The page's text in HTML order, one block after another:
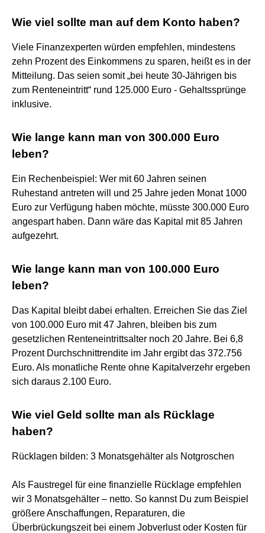
Wie viel sollte man auf dem Konto haben?
Viele Finanzexperten würden empfehlen, mindestens
zehn Prozent des Einkommens zu sparen, heißt es in der
Mitteilung. Das seien somit „bei heute 30-Jährigen bis
zum Renteneintritt“ rund 125.000 Euro - Gehaltssprünge
inklusive.
Wie lange kann man von 300.000 Euro
leben?
Ein Rechenbeispiel: Wer mit 60 Jahren seinen
Ruhestand antreten will und 25 Jahre jeden Monat 1000
Euro zur Verfügung haben möchte, müsste 300.000 Euro
angespart haben. Dann wäre das Kapital mit 85 Jahren
aufgezehrt.
Wie lange kann man von 100.000 Euro
leben?
Das Kapital bleibt dabei erhalten. Erreichen Sie das Ziel
von 100.000 Euro mit 47 Jahren, bleiben bis zum
gesetzlichen Renteneintrittsalter noch 20 Jahre. Bei 6,8
Prozent Durchschnittrendite im Jahr ergibt das 372.756
Euro. Als monatliche Rente ohne Kapitalverzehr ergeben
sich daraus 2.100 Euro.
Wie viel Geld sollte man als Rücklage
haben?
Rücklagen bilden: 3 Monatsgehälter als Notgroschen
Als Faustregel für eine finanzielle Rücklage empfehlen
wir 3 Monatsgehälter – netto. So kannst Du zum Beispiel
größere Anschaffungen, Reparaturen, die
Überbrückungszeit bei einem Jobverlust oder Kosten für